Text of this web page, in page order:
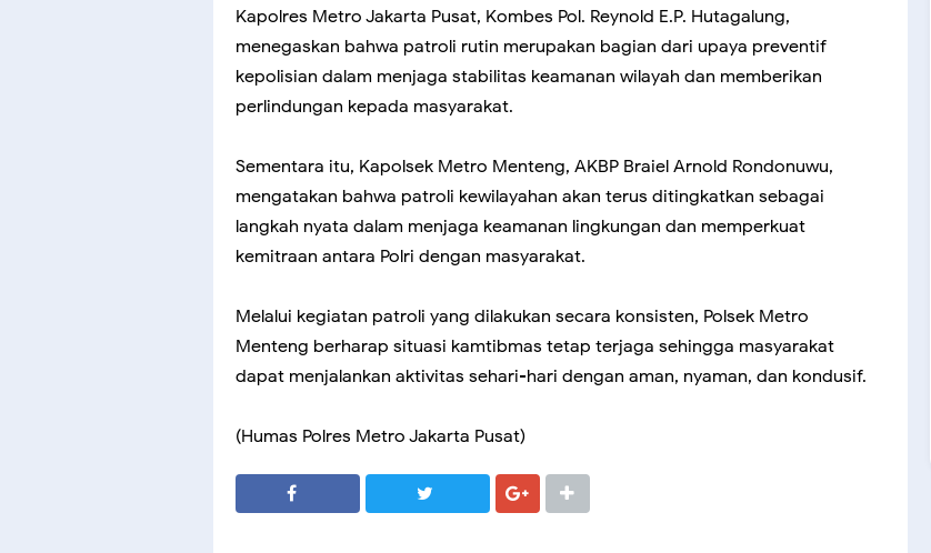
Kapolres Metro Jakarta Pusat, Kombes Pol. Reynold E.P. Hutagalung,
menegaskan bahwa patroli rutin merupakan bagian dari upaya preventif
kepolisian dalam menjaga stabilitas keamanan wilayah dan memberikan
perlindungan kepada masyarakat.
Sementara itu, Kapolsek Metro Menteng, AKBP Braiel Arnold Rondonuwu,
mengatakan bahwa patroli kewilayahan akan terus ditingkatkan sebagai
langkah nyata dalam menjaga keamanan lingkungan dan memperkuat
kemitraan antara Polri dengan masyarakat.
Melalui kegiatan patroli yang dilakukan secara konsisten, Polsek Metro
Menteng berharap situasi kamtibmas tetap terjaga sehingga masyarakat
dapat menjalankan aktivitas sehari-hari dengan aman, nyaman, dan kondusif.
(Humas Polres Metro Jakarta Pusat)